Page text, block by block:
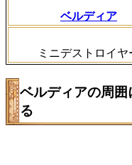
ベルディア
ミニデストロイヤ
ベルディアの周
る